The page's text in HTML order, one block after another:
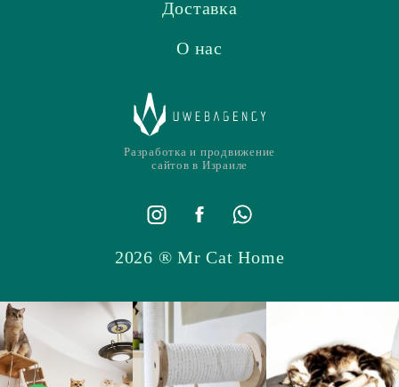
2026 ® Mr Cat Home
Доставка
О нас
Разработка и продвижение
сайтов в Израиле